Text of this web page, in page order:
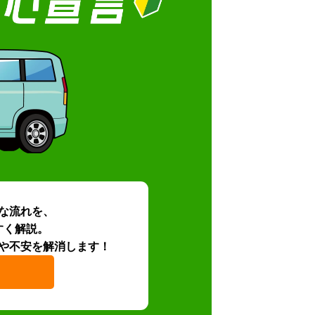
流れを、
解説。
不安を解消します！